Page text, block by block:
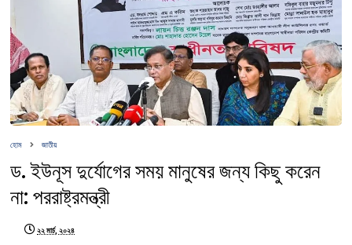
হোম জাতীয়
ড. ইউনূস দুর্যোগের সময় মানুষের জন্য কিছু করেন
না: পররাষ্ট্রমন্ত্রী
২২ মার্চ, ২০২৪